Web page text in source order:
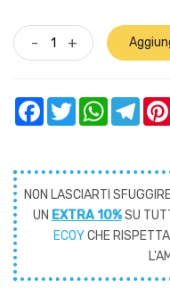
- +
FacebookTwitterWhatsApp
NON LASCIARTI
UN EXTRA 10%SU
ECOYCHE